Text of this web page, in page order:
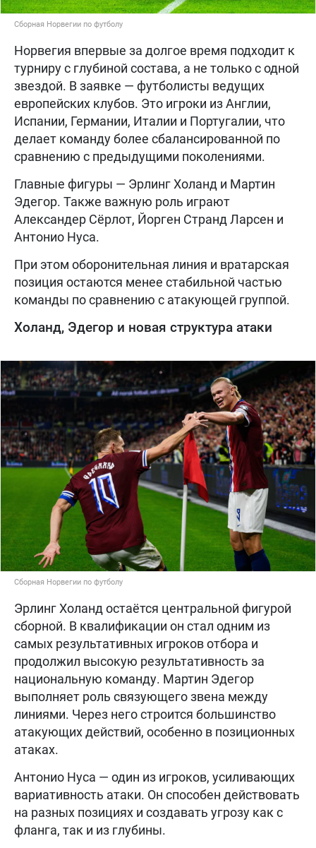
Сборная Норвегии по футболу
Норвегия впервые за долгое время подходит к
турниру с глубиной состава, а не только с одной
звездой. В заявке — футболисты ведущих
европейских клубов. Это игроки из Англии,
Испании, Германии, Италии и Португалии, что
делает команду более сбалансированной по
сравнению с предыдущими поколениями.
Главные фигуры — Эрлинг Холанд и Мартин
Эдегор. Также важную роль играют
Александер Сёрлот, Йорген Странд Ларсен и
Антонио Нуса.
При этом оборонительная линия и вратарская
позиция остаются менее стабильной частью
команды по сравнению с атакующей группой.
Холанд, Эдегор и новая структура атаки
Сборная Норвегии по футболу
Эрлинг Холанд остаётся центральной фигурой
сборной. В квалификации он стал одним из
самых результативных игроков отбора и
продолжил высокую результативность за
национальную команду. Мартин Эдегор
выполняет роль связующего звена между
линиями. Через него строится большинство
атакующих действий, особенно в позиционных
атаках.
Антонио Нуса — один из игроков, усиливающих
вариативность атаки. Он способен действовать
на разных позициях и создавать угрозу как с
фланга, так и из глубины.